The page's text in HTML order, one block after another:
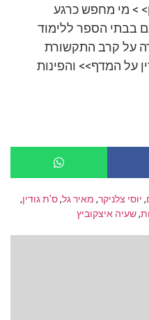
> מי מחפש כרגע
הספר ללימוד
על קרב התקשורת
המדף>> והפינות
צלניקר,מאיר גל,ס'ת גודין,
,שעיה איצקוביץ